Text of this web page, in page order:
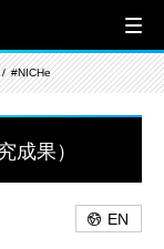
#NICHe
成果）
EN